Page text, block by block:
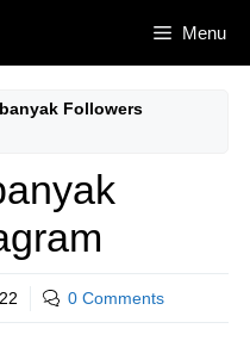
Menu
Followers
0 Comments